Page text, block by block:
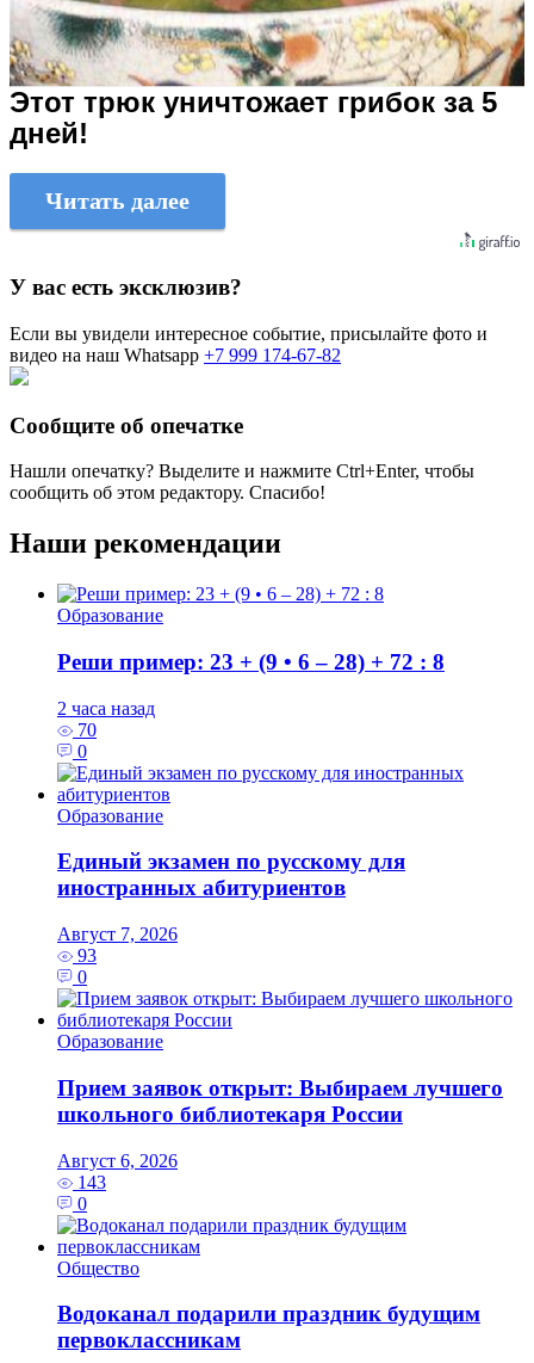
Этот трюк уничтожает грибок за 5
дней!
Читать далее
У вас есть эксклюзив?
Если вы увидели интересное событие, присылайте фото и
видео на наш Whatsapp +7 999 174-67-82
Сообщите об опечатке
Нашли опечатку? Выделите и нажмите Ctrl+Enter, чтобы
сообщить об этом редактору. Спасибо!
Наши рекомендации
Образование
Реши пример: 23 + (9 • 6 – 28) + 72 : 8
2 часа назад
70
0
Образование
Единый экзамен по русскому для
иностранных абитуриентов
Август 7, 2026
93
0
Образование
Прием заявок открыт: Выбираем лучшего
школьного библиотекаря России
Август 6, 2026
143
0
Общество
Водоканал подарили праздник будущим
первоклассникам